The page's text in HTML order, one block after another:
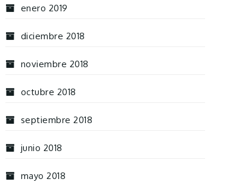
enero 2019
diciembre 2018
noviembre 2018
octubre 2018
septiembre 2018
junio 2018
mayo 2018